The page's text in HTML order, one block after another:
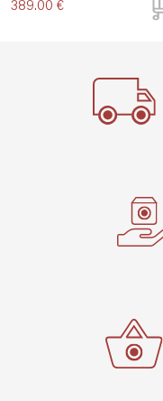
389.00 €